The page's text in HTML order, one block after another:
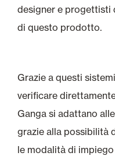
designer e progettisti
di questo prodotto.
Grazie a questi
verificare
Ganga si adattano
grazie alla possibilità
le modalità di